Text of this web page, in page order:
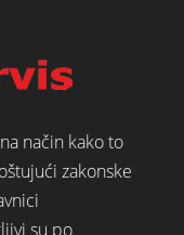
način kako to
zakonske
su po